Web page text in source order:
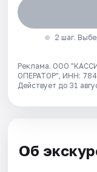
2 шаг.
Реклама. ООО
ОПЕРАТОР", ИНН:
Действует до 31
Об